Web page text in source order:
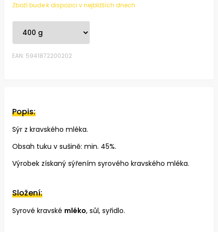
Zboží bude k dispozici v nejbližších dnech.
EAN: 5941872200202
Popis:
Sýr z kravského mléka.
Obsah tuku v sušině: min. 45%.
Výrobek získaný sýřením syrového kravského mléka.
Složení:
Syrové kravské mléko, sůl, syřidlo.